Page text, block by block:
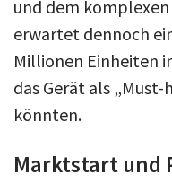
und dem komplexen
erwartet dennoch
Millionen Einheiten
das Gerät als
könnten.
Marktstart und